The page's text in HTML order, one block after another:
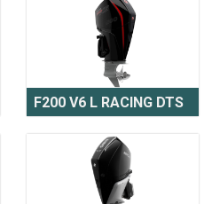
F200 V6 L RACING DTS